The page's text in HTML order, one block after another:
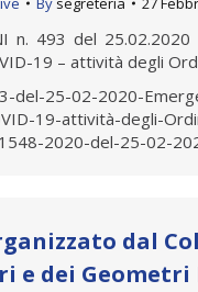
n. 493 del 25.02.2020
19 – attività degli
del-25-02-2020-
19-attività-degli-
2020-del-25-02-
dal
e dei